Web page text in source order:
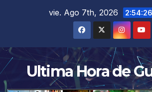
vie. Ago 7th, 2026
Ultima Hora de